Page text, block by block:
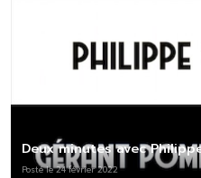
Deux minutes avec
Posté le 24 février 2022